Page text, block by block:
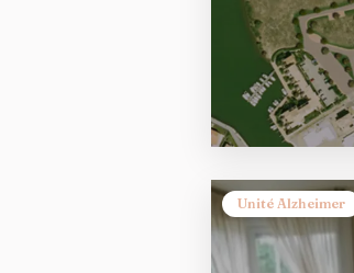
Unité Alzheimer